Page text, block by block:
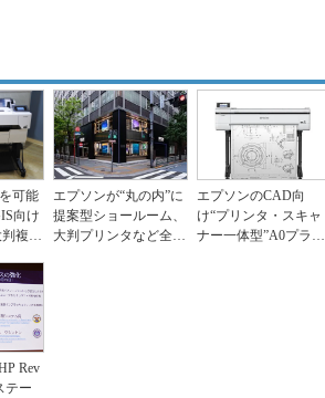
可能
向け
複合
エプソンが“丸の内”に
提案型ショールーム、
大判プリンタなど全製
エプソンのCAD向
け“プリンタ・スキャ
ナー一体型”A0プラス
Rev
テー